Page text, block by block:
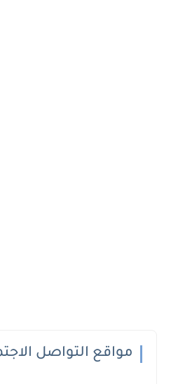
مواقع التواصل